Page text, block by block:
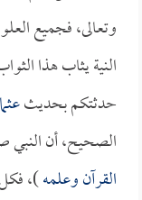
وتعالى، فجميع
النية يثاب هذا
حدثتكم بحديث
الصحيح، أن النبي
القرآن وعلمه)،